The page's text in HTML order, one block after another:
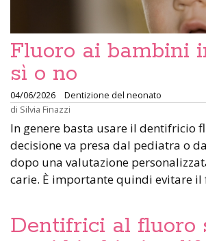
Fluoro ai bambini
sì o no
04/06/2026
Dentizione del neonato
di Silvia Finazzi
In genere basta usare il dentifricio
decisione va presa dal pediatra o
dopo una valutazione
carie. È importante quindi evitare il
Dentifrici al fluoro